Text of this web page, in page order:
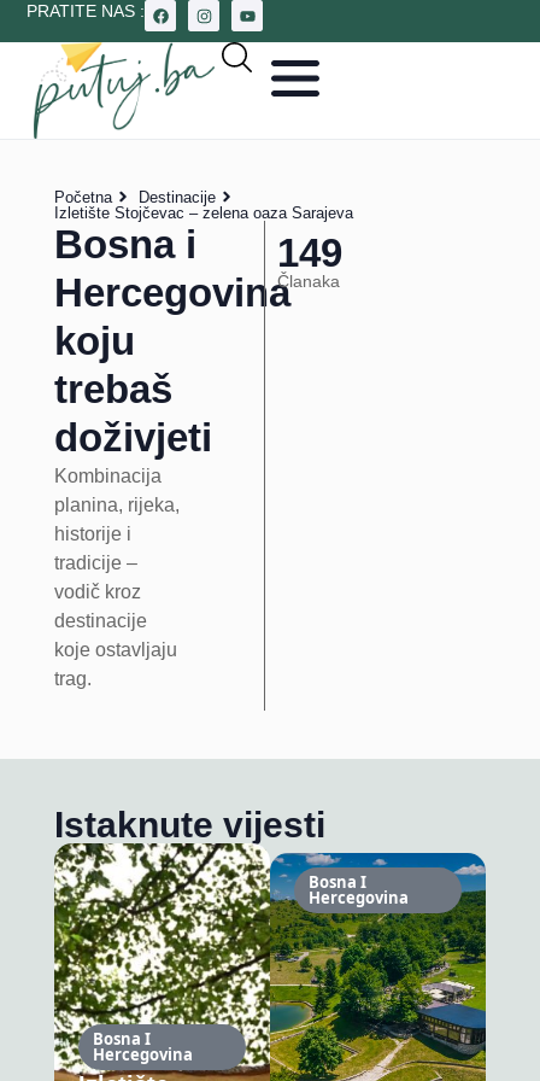
PRATITE NAS :
Početna
Destinacije
Izletište Stojčevac – zelena oaza Sarajeva
Bosna i
Hercegovina
koju
trebaš
doživjeti
Kombinacija
planina, rijeka,
historije i
tradicije –
vodič kroz
destinacije
koje ostavljaju
trag.
149
Članaka
Istaknute vijesti
Bosna I
Hercegovina
Bosna I
Hercegovina